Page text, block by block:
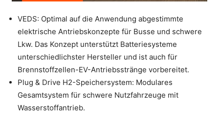
VEDS: Optimal auf die Anwendung abgestimmte
elektrische Antriebskonzepte für Busse und schwere
Lkw. Das Konzept unterstützt Batteriesysteme
unterschiedlichster Hersteller und ist auch für
Brennstoffzellen-EV-Antriebsstränge vorbereitet.
Plug & Drive H2-Speichersystem: Modulares
Gesamtsystem für schwere Nutzfahrzeuge mit
Wasserstoffantrieb.